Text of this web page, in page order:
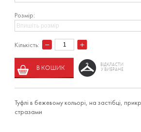
Розмір:
Кількість:
В КОШИК ВІДКЛАСТИ
У ВИБРАНЕ
Туфлі в бежевому кольорі, на застібці,
стразами